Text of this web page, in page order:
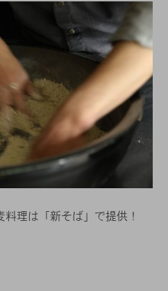
料理は「新そば」で提供！